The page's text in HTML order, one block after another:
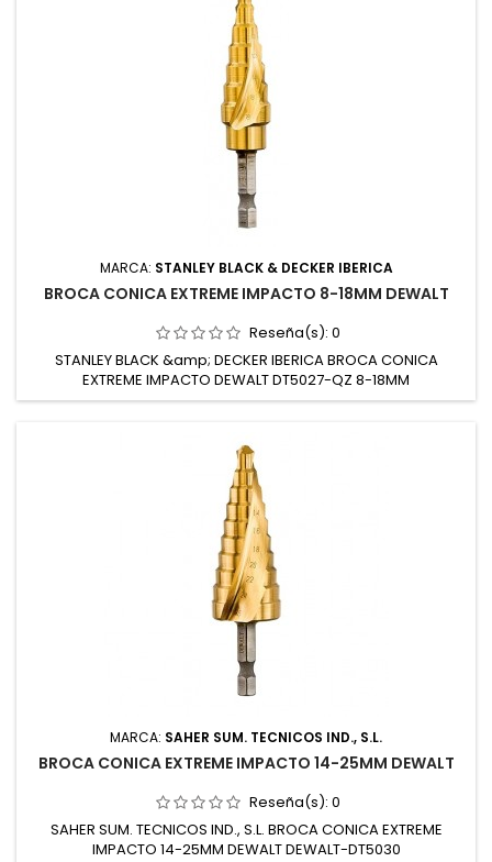
MARCA: STANLEY BLACK & DECKER IBERICA
BROCA CONICA EXTREME IMPACTO 8-18MM DEWALT
Reseña(s): 0
STANLEY BLACK &amp; DECKER IBERICA BROCA CONICA
EXTREME IMPACTO DEWALT DT5027-QZ 8-18MM
MARCA: SAHER SUM. TECNICOS IND., S.L.
BROCA CONICA EXTREME IMPACTO 14-25MM DEWALT
Reseña(s): 0
SAHER SUM. TECNICOS IND., S.L. BROCA CONICA EXTREME
IMPACTO 14-25MM DEWALT DEWALT-DT5030